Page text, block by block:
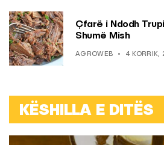
Çfarë i Ndodh
Shumë Mish
AGROWEB 4 KORRIK,
KËSHILLA E DITËS